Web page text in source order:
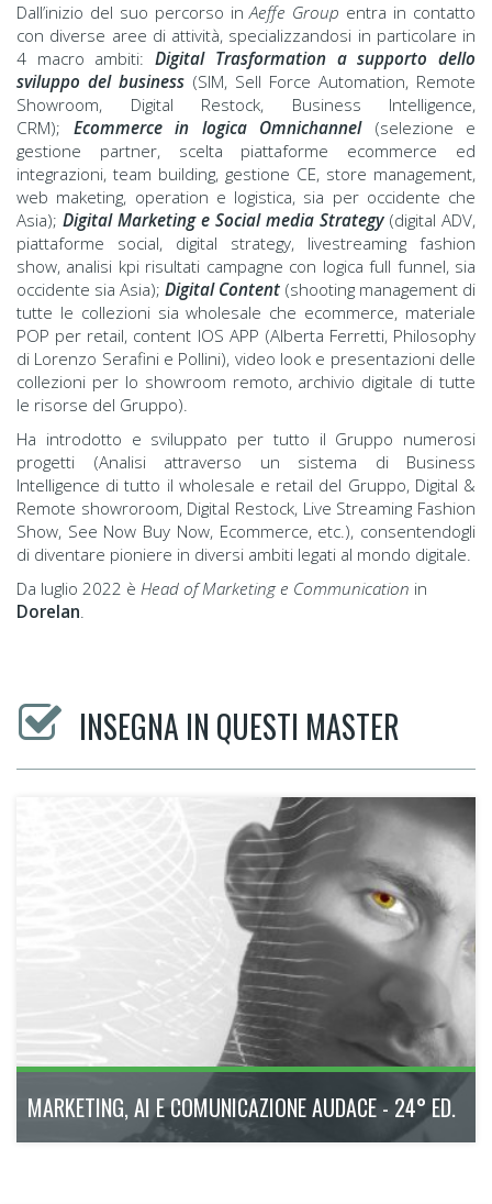
Dall’inizio del suo percorso inAeffe Group entra in contatto
con diverse aree di attività, specializzandosi in particolare in
4 macro ambiti:Digital Trasformation a supporto dello
sviluppo del business (SIM, Sell Force Automation, Remote
Showroom, Digital Restock, Business Intelligence,
CRM); Ecommerce in logica Omnichannel(selezione e
gestione partner, scelta piattaforme ecommerce ed
integrazioni, team building, gestione CE, store management,
web maketing, operation e logistica, sia per occidente che
Asia); Digital Marketing e Social media Strategy (digital ADV,
piattaforme social, digital strategy, livestreaming fashion
show, analisi kpi risultati campagne con logica full funnel, sia
occidente sia Asia); Digital Content (shooting management di
tutte le collezioni sia wholesale che ecommerce, materiale
POP per retail, content IOS APP (Alberta Ferretti, Philosophy
di Lorenzo Serafini e Pollini), video look e presentazioni delle
collezioni per lo showroom remoto, archivio digitale di tutte
le risorse del Gruppo).
Ha introdotto e sviluppato per tutto il Gruppo numerosi
progetti (Analisi attraverso un sistema di Business
Intelligence di tutto il wholesale e retail del Gruppo, Digital &
Remote showroroom, Digital Restock, Live Streaming Fashion
Show, See Now Buy Now, Ecommerce, etc.), consentendogli
di diventare pioniere in diversi ambiti legati al mondo digitale.
Da luglio 2022 è Head of Marketing e Communication in
Dorelan.
INSEGNA IN QUESTI MASTER
MARKETING, AI E COMUNICAZIONE AUDACE - 24° ED.